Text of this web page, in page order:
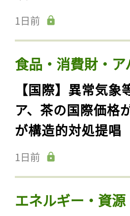
1日前
食品・消費財・ア
【国際】異常気
ア、茶の国際価格
が構造的対処提唱
1日前
エネルギー・資源